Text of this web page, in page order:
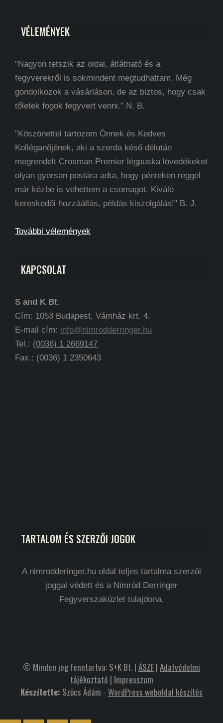
VÉLEMÉNYEK
"Nagyon tetszik az oldal, átlátható és a
fegyverekről is sokmindent megtudhattam. Még
gondolkozok a vásárláson, de az biztos, hogy csak
tőletek fogok fegyvert venni." N. B.
"Köszönettel tartozom Önnek és Kedves
Kolléganőjének, aki a szerda késő délután
megrendelt Crosman Premier légpuska lövedékeket
olyan gyorsan postára adta, hogy pénteken reggel
már kézbe is vehettem a csomagot. Kiváló
kereskedői hozzáállás, példás kiszolgálás!" B. J.
További vélemények
KAPCSOLAT
S and K Bt.
Cím: 1053 Budapest, Vámház krt. 4.
E-mail cím: info@nimrodderringer.hu
Tel.: (0036) 1 2669147
Fax.: (0036) 1 2350643
TARTALOM ÉS SZERZŐI JOGOK
A nimrodderinger.hu oldal teljes tartalma szerzői
joggal védett és a Nimród Derringer
Fegyverszaküzlet tulajdona.
© Minden jog fenntartva: S+K Bt. | ÁSZF| Adatvédelmi
tájékoztató | Impresszum
Készítette: Szűcs Ádám - WordPress weboldal készítés